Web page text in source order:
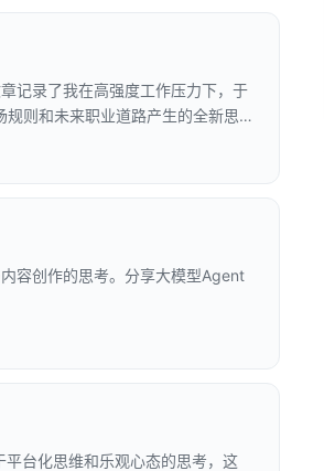
记录了我在高强度工作压力下，于
规则和未来职业道路产生的全新思
容创作的思考。分享大模型Agent
台化思维和乐观心态的思考，这